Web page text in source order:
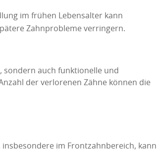
im frühen Lebensalter kann
Zahnprobleme verringern.
sondern auch funktionelle und
der verlorenen Zähne können die
im Frontzahnbereich, kann